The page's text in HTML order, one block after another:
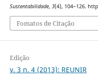
Sustentabilidade, 3(4), 104–126.
Fomatos de Citação
Edição
v. 3 n. 4 (2013): REUNIR